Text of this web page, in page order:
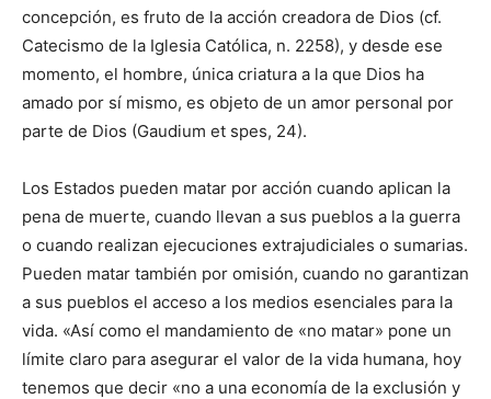
concepción, es fruto de la acción creadora de Dios (cf.
Catecismo de la Iglesia Católica, n. 2258), y desde ese
momento, el hombre, única criatura a la que Dios ha
amado por sí mismo, es objeto de un amor personal por
parte de Dios (Gaudium et spes, 24).
Los Estados pueden matar por acción cuando aplican la
pena de muerte, cuando llevan a sus pueblos a la guerra
o cuando realizan ejecuciones extrajudiciales o sumarias.
Pueden matar también por omisión, cuando no garantizan
a sus pueblos el acceso a los medios esenciales para la
vida. «Así como el mandamiento de «no matar» pone un
límite claro para asegurar el valor de la vida humana, hoy
tenemos que decir «no a una economía de la exclusión y